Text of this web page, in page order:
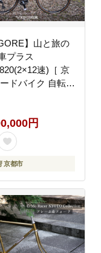
】山と旅の
プラス
速)［ 京
ドバイク 自転車
グ ブランド メー
り寄せ 通販 ふ
納税 ］
円
京都市